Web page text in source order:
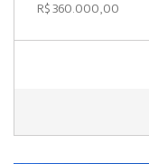
R$ 360.000,00